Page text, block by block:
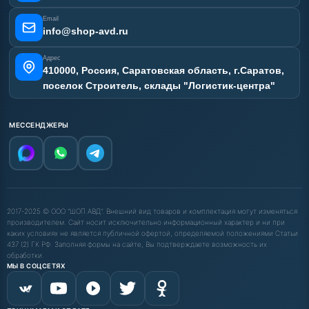
Email
info@shop-avd.ru
Адрес
410000, Россия, Саратовская область, г.Саратов,
поселок Строитель, склады "Логистик-центра"
МЕССЕНДЖЕРЫ
2017-2025 © ООО "ШОП АВД". Внешний вид товаров и комплектация могут изменяться
производителем. Сайт носит исключительно информационный характер и ни при
каких условиях не является публичной офертой, определяемой положениями Статьи
437 (2) ГК РФ. Заполняя формы на сайте, Вы подтверждаете возможность их
обработки.
МЫ В СОЦСЕТЯХ